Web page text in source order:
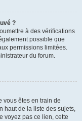
?
à des vérifications
possible que
permissions limitées.
du forum.
vous êtes en train de
haut de la liste des sujets,
voyez pas ce lien, cette